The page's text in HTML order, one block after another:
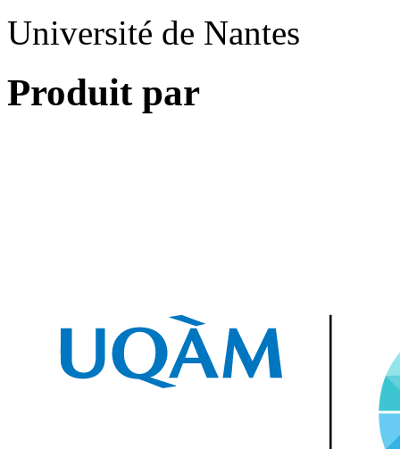
Université de Nantes
Produit par